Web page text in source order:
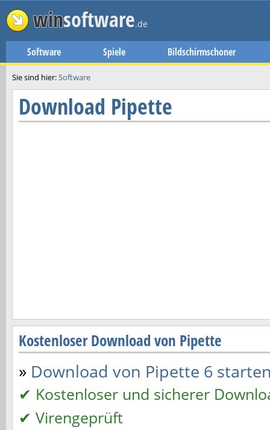
winsoftware.de
Software Spiele Bildschirmschoner
Sie sind hier:Software
Download Pipette
Kostenloser Download von Pipette
» Download von Pipette 6
✔ Kostenloser und sicherer
✔ Virengeprüft